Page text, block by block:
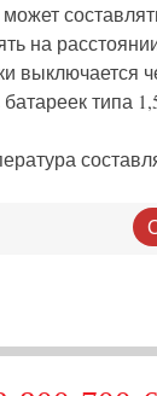
на
выключается
батареек типа